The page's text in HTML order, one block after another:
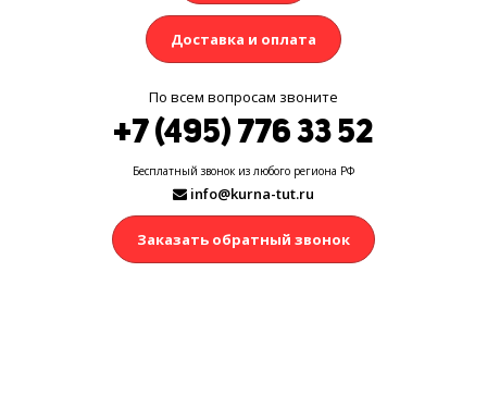
Доставка и оплата
По всем вопросам звоните
+7 (495) 776 33 52
Бесплатный звонок из любого региона РФ
info@kurna-tut.ru
Заказать обратный звонок